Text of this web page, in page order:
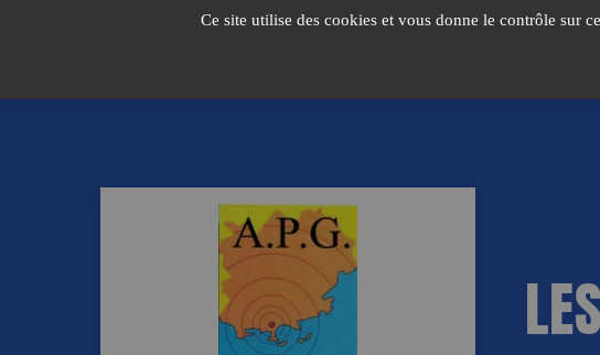
Ce site utilise des cookies et vous donne le contrôle sur